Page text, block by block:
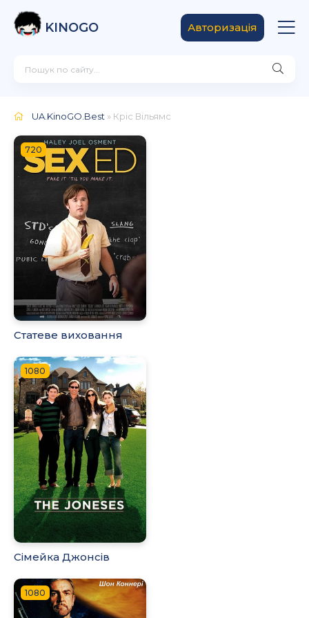
KINOGO Авторизація
UA.KinoGO.Best » Кріс Вільямс
720
Статеве виховання
1080
Сімейка Джонсів
1080